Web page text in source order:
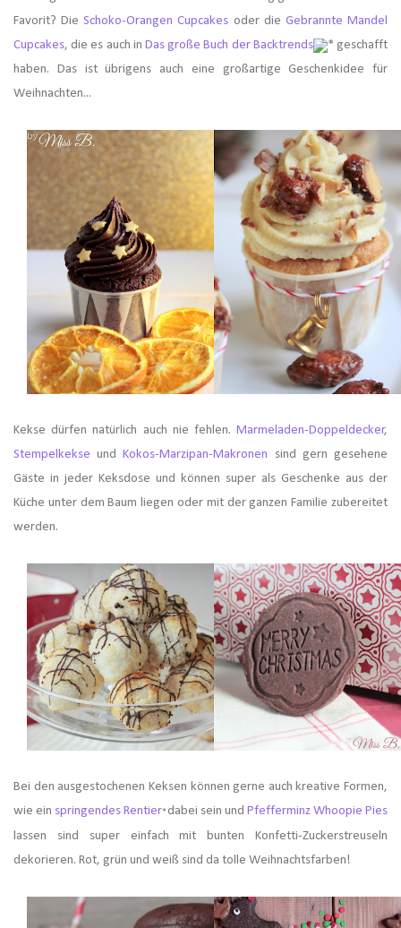
Favorit? DieSchoko-Orangen Cupcakes oder die Gebrannte Mandel
Cupcakes, die es auch in Das große Buch der Backtrends
* geschafft
haben. Das ist übrigens auch eine großartige Geschenkidee für
Weihnachten...
Kekse dürfen natürlich auch nie fehlen. Marmeladen-Doppeldecker,
StempelkekseundKokos-Marzipan-Makronen sind gern gesehene
Gäste in jeder Keksdose und können super als Geschenke aus der
Küche unter dem Baum liegen oder mit der ganzen Familie zubereitet
werden.
Bei den ausgestochenen Keksen können gerne auch kreative Formen,
wie ein springendes Rentier*dabei sein und Pfefferminz Whoopie Pies
lassen sind super einfach mit bunten Konfetti-Zuckerstreuseln
dekorieren. Rot, grün und weiß sind da tolle Weihnachtsfarben!